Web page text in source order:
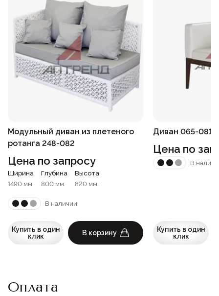
Модульный диван из плетеного
ротанга 248-082
Цена по запросу
Ширина
1490 мм.
Глубина
800 мм.
Высота
820 мм.
В наличии
Купить в один
клик
В корзину
Диван 065-081
Цена по
В
Купить в один
клик
Оплата